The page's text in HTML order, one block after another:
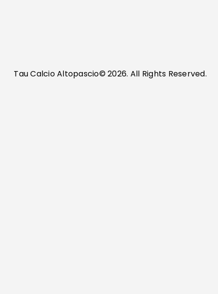
Tau Calcio Altopascio© 2026. All Rights Reserved.